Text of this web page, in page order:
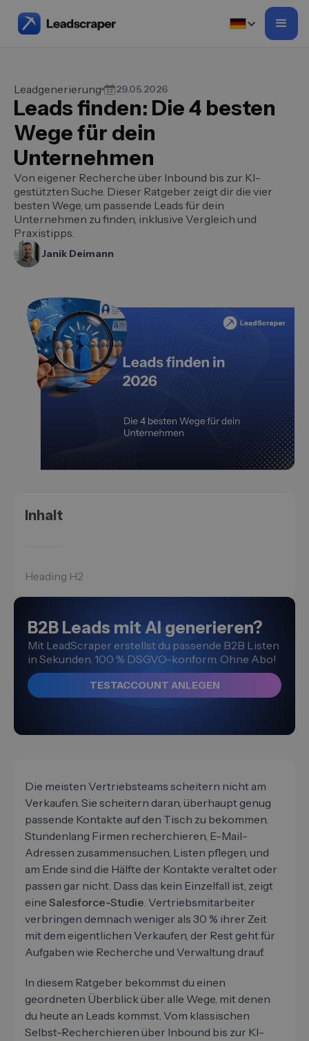
Leadgenerierung 29.05.2026
Leads finden: Die 4 besten
Wege für dein
Unternehmen
Von eigener Recherche über Inbound bis zur KI-
gestützten Suche. Dieser Ratgeber zeigt dir die vier
besten Wege, um passende Leads für dein
Unternehmen zu finden, inklusive Vergleich und
Praxistipps.
Janik Deimann
Inhalt
Heading H2
B2B Leads mit AI generieren?
Mit LeadScraper erstellst du passende B2B Listen
in Sekunden. 100 % DSGVO-konform. Ohne Abo!
TESTACCOUNT ANLEGEN
Die meisten Vertriebsteams scheitern nicht am
Verkaufen. Sie scheitern daran, überhaupt genug
passende Kontakte auf den Tisch zu bekommen.
Stundenlang Firmen recherchieren, E-Mail-
Adressen zusammensuchen, Listen pflegen, und
am Ende sind die Hälfte der Kontakte veraltet oder
passen gar nicht. Dass das kein Einzelfall ist, zeigt
eine Salesforce-Studie. Vertriebsmitarbeiter
verbringen demnach weniger als 30 % ihrer Zeit
mit dem eigentlichen Verkaufen, der Rest geht für
Aufgaben wie Recherche und Verwaltung drauf.
In diesem Ratgeber bekommst du einen
geordneten Überblick über alle Wege, mit denen
du heute an Leads kommst. Vom klassischen
Selbst-Recherchieren über Inbound bis zur KI-